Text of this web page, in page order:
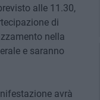
alle 11.30,
di
nella
e saranno
avrà